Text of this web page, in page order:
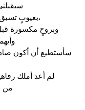
بعيوبٍ تسبق مميزاتي،
وبروحٍ مكسورة
سأستطيع أن أكون
لم أعد أملك
من